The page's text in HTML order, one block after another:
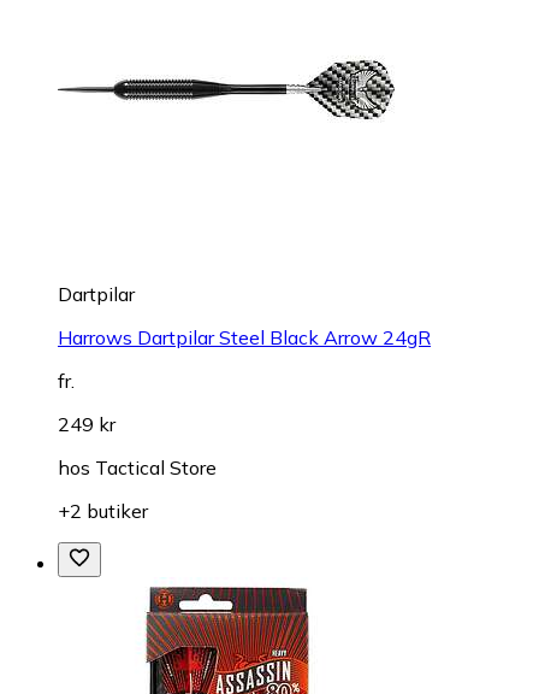
Dartpilar
Harrows Dartpilar Steel Black Arrow 24gR
fr.
249 kr
hos Tactical Store
+2 butiker